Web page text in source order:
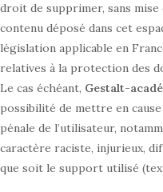
droit de supprimer, sans
contenu déposé dans cet
législation applicable en
relatives à la protection des
Le cas échéant, Gestalt-
possibilité de mettre en
pénale de l’utilisateur,
caractère raciste, injurieux,
que soit le support utilisé